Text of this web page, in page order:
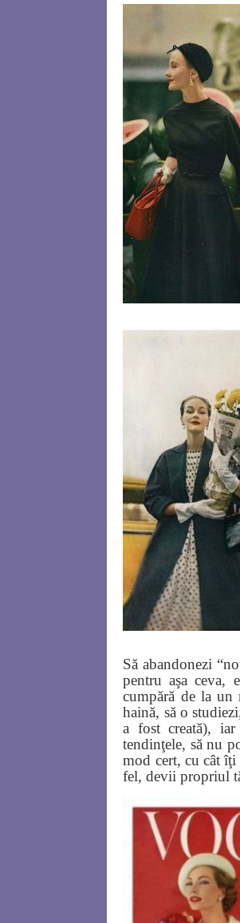
Să abandonezi
pentru aşa ceva,
cumpără de la un
haină, să o
a fost creată),
tendinţele, să nu
mod cert, cu cât
fel, devii propriul